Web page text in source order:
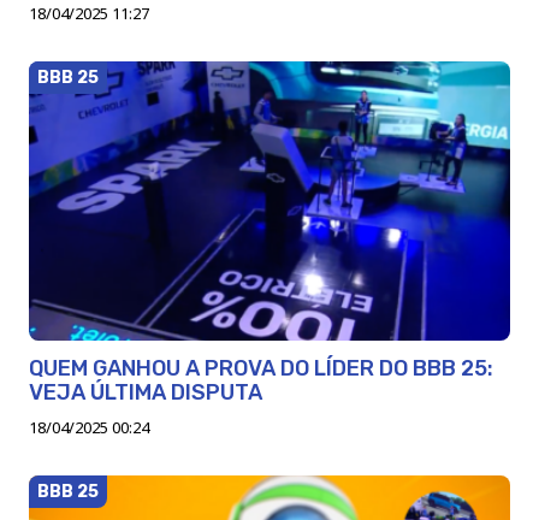
18/04/2025 11:27
BBB 25
QUEM GANHOU A PROVA DO LÍDER DO BBB 25:
VEJA ÚLTIMA DISPUTA
18/04/2025 00:24
BBB 25